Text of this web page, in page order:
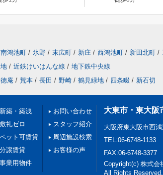
南鴻池町 / 氷野 / 末広町 / 新庄 / 西鴻池町 / 新田北町 /
/ 近鉄けいはんな線 / 地下鉄中央線
徳庵 / 荒本 / 長田 / 野崎 / 鶴見緑地 / 四条畷 / 新石切
新築・築浅
敷礼ゼロ
ペット可賃貸
分譲賃貸
事業用物件
お問い合わせ
スタッフ紹介
周辺施設検索
お客様の声
大東市・東大阪
大阪府東大阪市西
TEL:06-6748-1133
FAX:06-6748-3377
Copyright(c) 株式会
All Rights Reserved.